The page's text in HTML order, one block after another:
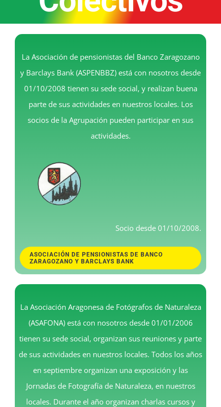
La Asociación de pensionistas del Banco Zaragozano
y Barclays Bank (ASPENBBZ) está con nosotros desde
01/10/2008 tienen su sede social, y realizan buena
parte de sus actividades en nuestros locales. Los
socios de la Agrupación pueden participar en sus
actividades.
Socio desde 01/10/2008.
ASOCIACIÓN DE PENSIONISTAS DE BANCO
ZARAGOZANO Y BARCLAYS BANK
La Asociación Aragonesa de Fotógrafos de Naturaleza
(ASAFONA) está con nosotros desde 01/01/2006
tienen su sede social, organizan sus reuniones y parte
de sus actividades en nuestros locales. Todos los años
en septiembre organizan una exposición y las
Jornadas de Fotografía de Naturaleza, en nuestros
locales. Durante el año organizan charlas cursos y